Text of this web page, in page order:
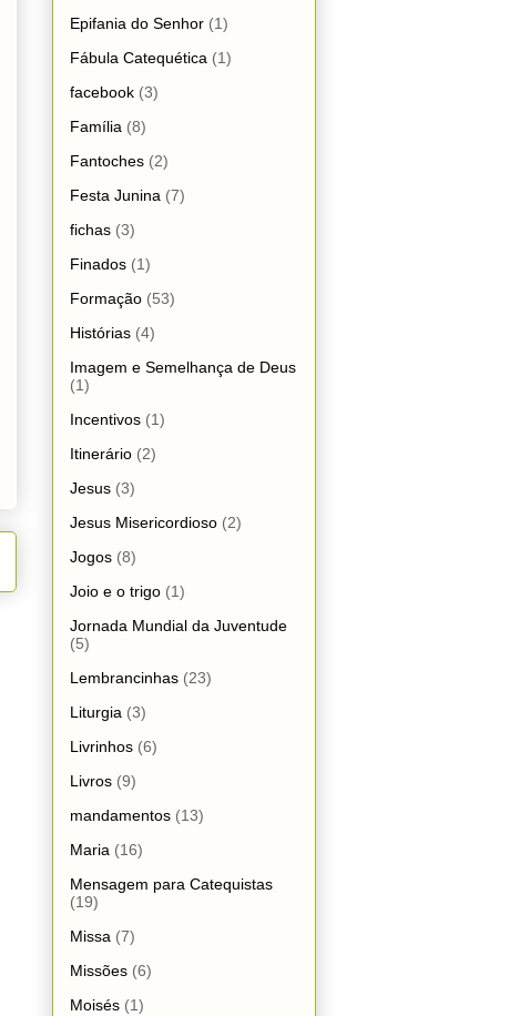
Epifania do Senhor (1)
Fábula Catequética (1)
facebook (3)
Família (8)
Fantoches (2)
Festa Junina (7)
fichas (3)
Finados (1)
Formação (53)
Histórias (4)
Imagem e Semelhança de Deus
(1)
Incentivos (1)
Itinerário (2)
Jesus (3)
Jesus Misericordioso (2)
Jogos (8)
Joio e o trigo (1)
Jornada Mundial da Juventude
(5)
Lembrancinhas (23)
Liturgia (3)
Livrinhos (6)
Livros (9)
mandamentos (13)
Maria (16)
Mensagem para Catequistas
(19)
Missa (7)
Missões (6)
Moisés (1)